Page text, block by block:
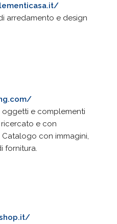
arredamento e design
e complementi
e con
con immagini,
fornitura.